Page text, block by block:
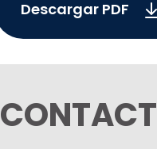
Descargar PDF